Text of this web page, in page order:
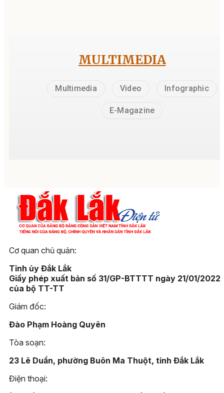
MULTIMEDIA
Multimedia Video Infographic
E-Magazine
Cơ quan chủ quản:
Tỉnh ủy Đắk Lắk
Giấy phép xuất bản số 31/GP-BTTTT ngày 21/01/2022
của bộ TT-TT
Giám đốc:
Đào Phạm Hoàng Quyên
Tòa soạn:
23 Lê Duẩn, phường Buôn Ma Thuột, tỉnh Đắk Lắk
Điện thoại: